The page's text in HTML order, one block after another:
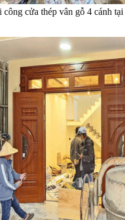
công cửa thép vân gỗ 4 cánh